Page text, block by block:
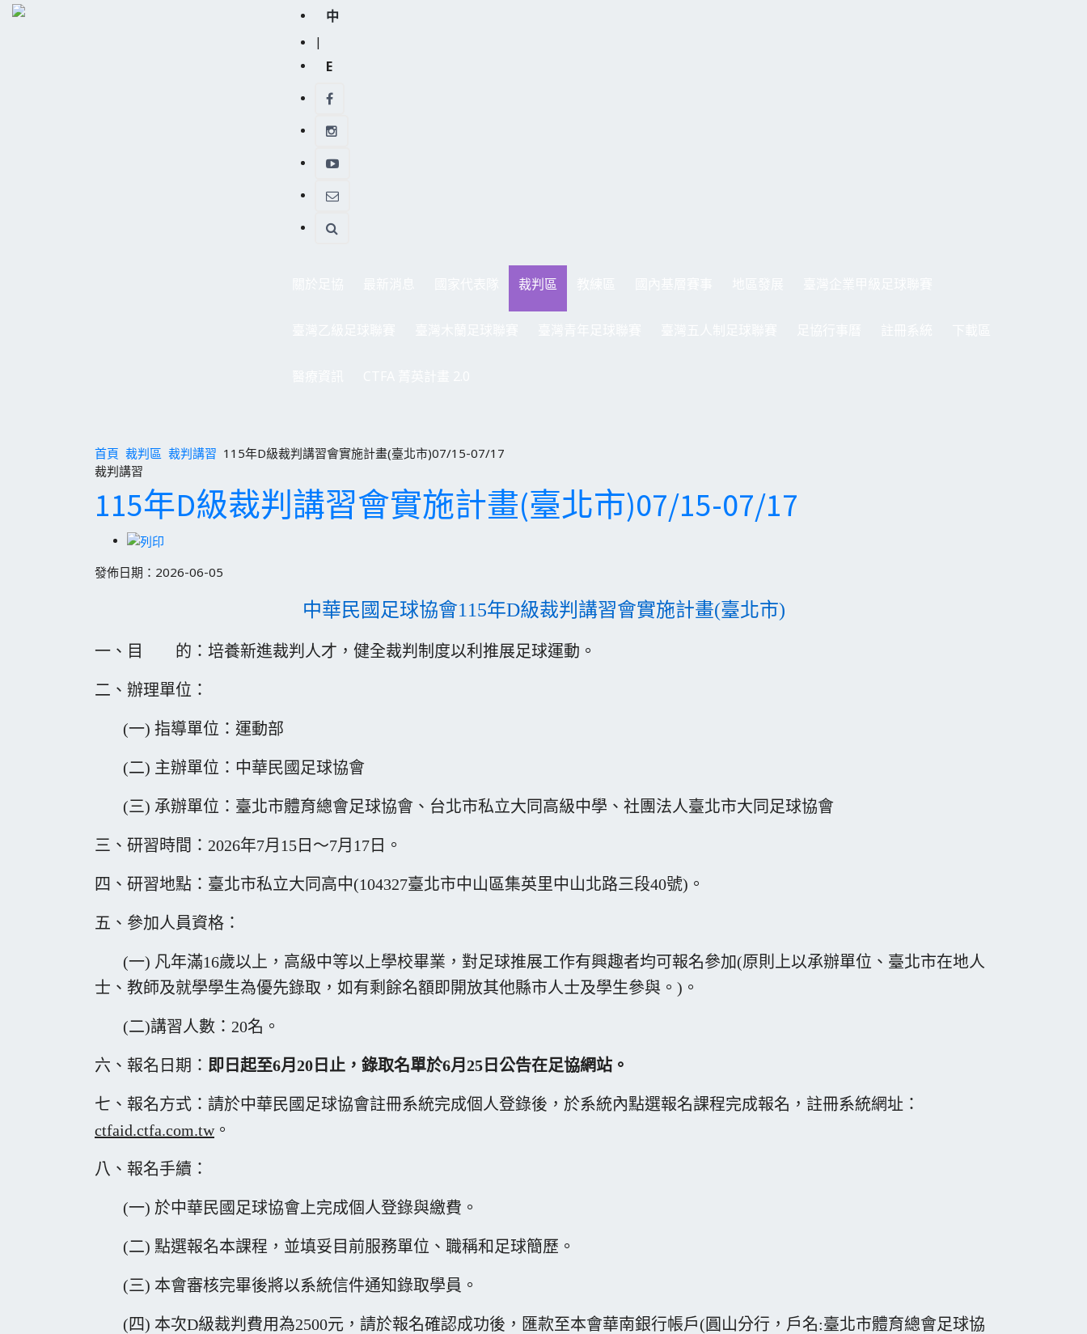
中
|
E
裁判區
首頁 裁判區 裁判講習 115年D級裁判講習會實施計畫(臺北市)07/15-07/17
裁判講習
115年D級裁判講習會實施計畫(臺北市)07/15-07/17
發佈日期：2026-06-05
中華民國足球協會115年D級裁判講習會實施計畫(臺北市)
一、目 的：培養新進裁判人才，健全裁判制度以利推展足球運動。
二、辦理單位：
(一) 指導單位：運動部
(二) 主辦單位：中華民國足球協會
(三) 承辦單位：臺北市體育總會足球協會、台北市私立大同高級中學、社團法人臺北市大同足球協會
三、研習時間：2026年7月15日～7月17日。
四、研習地點：臺北市私立大同高中(104327臺北市中山區集英里中山北路三段40號)。
五、參加人員資格：
(一) 凡年滿16歲以上，高級中等以上學校畢業，對足球推展工作有興趣者均可報名參加(原則上以承辦單位、臺北市在地人
士、教師及就學學生為優先錄取，如有剩餘名額即開放其他縣市人士及學生參與。)。
(二)講習人數：20名。
六、報名日期： 即日起至6月 20 日止，錄取名單於6月 25 日公告在足協網站。
七、報名方式：請於中華民國足球協會註冊系統完成個人登錄後，於系統內點選報名課程完成報名，註冊系統網址：
ctfaid.ctfa.com.tw。
八、報名手續：
(一) 於中華民國足球協會上完成個人登錄與繳費。
(二) 點選報名本課程，並填妥目前服務單位、職稱和足球簡歷。
(三) 本會審核完畢後將以系統信件通知錄取學員。
(四) 本次D級裁判費用為2500元，請於報名確認成功後，匯款至本會華南銀行帳戶(圓山分行，戶名:臺北市體育總會足球協